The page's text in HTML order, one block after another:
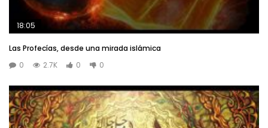
18:05
Las Profecías, desde una mirada islámica
0
2.7K 0 0